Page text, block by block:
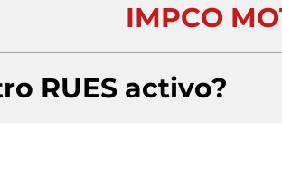
IMPCO
RUES activo?